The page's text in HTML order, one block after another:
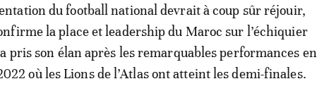
du football national devrait à coup sûr réjouir,
la place et leadership du Maroc sur l’échiquier
pris son élan après les remarquables performances en
où les Lions de l’Atlas ont atteint les demi-finales.